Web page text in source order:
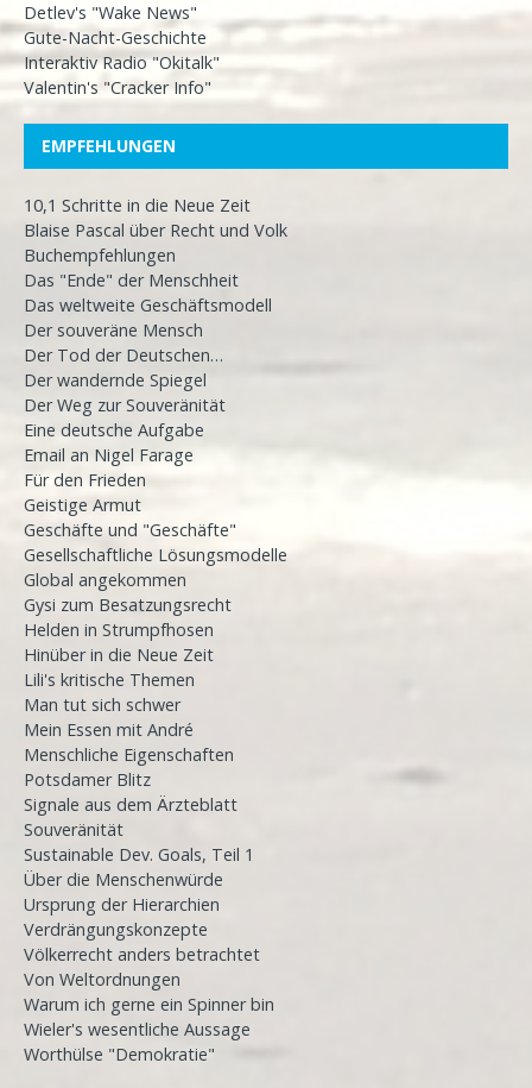
Detlev's "Wake News"
Gute-Nacht-Geschichte
Interaktiv Radio "Okitalk"
Valentin's "Cracker Info"
EMPFEHLUNGEN
10,1 Schritte in die Neue Zeit
Blaise Pascal über Recht und Volk
Buchempfehlungen
Das "Ende" der Menschheit
Das weltweite Geschäftsmodell
Der souveräne Mensch
Der Tod der Deutschen…
Der wandernde Spiegel
Der Weg zur Souveränität
Eine deutsche Aufgabe
Email an Nigel Farage
Für den Frieden
Geistige Armut
Geschäfte und "Geschäfte"
Gesellschaftliche Lösungsmodelle
Global angekommen
Gysi zum Besatzungsrecht
Helden in Strumpfhosen
Hinüber in die Neue Zeit
Lili's kritische Themen
Man tut sich schwer
Mein Essen mit André
Menschliche Eigenschaften
Potsdamer Blitz
Signale aus dem Ärzteblatt
Souveränität
Sustainable Dev. Goals, Teil 1
Über die Menschenwürde
Ursprung der Hierarchien
Verdrängungskonzepte
Völkerrecht anders betrachtet
Von Weltordnungen
Warum ich gerne ein Spinner bin
Wieler's wesentliche Aussage
Worthülse "Demokratie"